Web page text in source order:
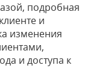
подробная
и
изменения
и доступа к